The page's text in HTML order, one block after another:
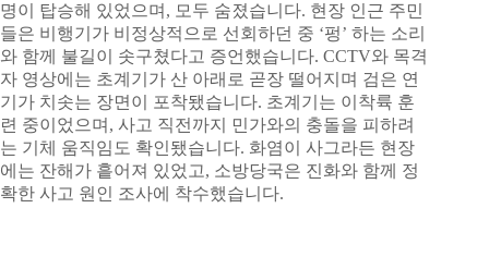
명이 탑승해 있었으며, 모두 숨졌습니다. 현장 인근 주민
들은 비행기가 비정상적으로 선회하던 중 ‘펑’ 하는 소리
와 함께 불길이 솟구쳤다고 증언했습니다. CCTV와 목격
자 영상에는 초계기가 산 아래로 곧장 떨어지며 검은 연
기가 치솟는 장면이 포착됐습니다. 초계기는 이착륙 훈
련 중이었으며, 사고 직전까지 민가와의 충돌을 피하려
는 기체 움직임도 확인됐습니다. 화염이 사그라든 현장
에는 잔해가 흩어져 있었고, 소방당국은 진화와 함께 정
확한 사고 원인 조사에 착수했습니다.